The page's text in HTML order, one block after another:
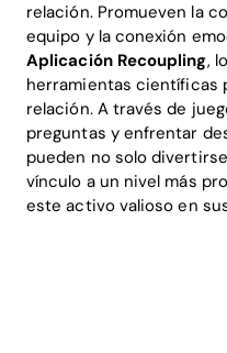
relación. Promueven la
equipo y la conexión
Aplicación Recoupling,
herramientas científicas
relación. A través de
preguntas y enfrentar
pueden no solo
vínculo a un nivel más
este activo valioso en